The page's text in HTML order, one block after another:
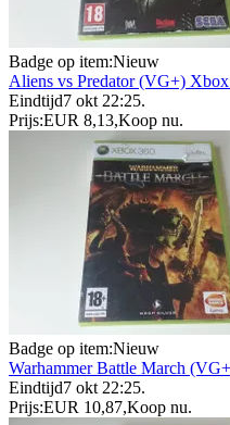
Badge op item:Nieuw
Aliens vs Predator (VG+)
Eindtijd7 okt 22:25.
Prijs:EUR 8,13,Koop nu.
Badge op item:Nieuw
Warhammer Battle March
Eindtijd7 okt 22:25.
Prijs:EUR 10,87,Koop nu.